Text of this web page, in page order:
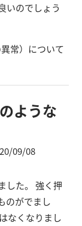
いのでしょう
常）について
ような
09/08
した。 強く押
のがでまし
なくなりまし